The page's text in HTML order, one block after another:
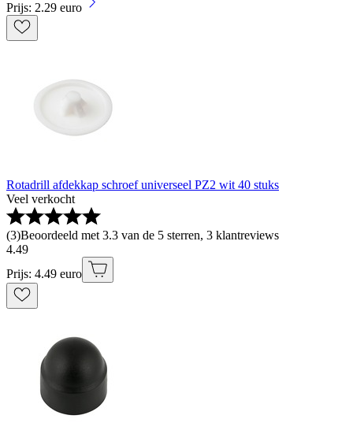
Prijs: 2.29 euro
Rotadrill afdekkap schroef universeel PZ2 wit 40 stuks
Veel verkocht
(3)Beoordeeld met 3.3 van de 5 sterren, 3 klantreviews
4.49
Prijs: 4.49 euro